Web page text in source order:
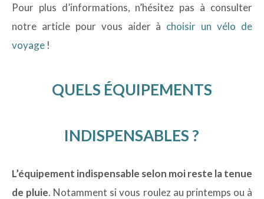
Pour plus d’informations, n’hésitez pas à consulter
notre article pour vous aider à choisir un vélo de
voyage!
QUELS ÉQUIPEMENTS
INDISPENSABLES ?
L’équipement indispensable selon moi reste la tenue
de pluie. Notamment si vous roulez au printemps ou à